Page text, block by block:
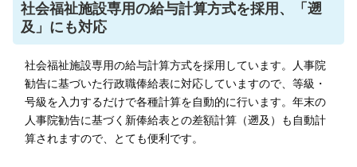
社会福祉施設専用の給与計算方式を採用、「遡
及」にも対応
社会福祉施設専用の給与計算方式を採用しています。人事院
勧告に基づいた行政職俸給表に対応していますので、等級・
号級を入力するだけで各種計算を自動的に行います。年末の
人事院勧告に基づく新俸給表との差額計算（遡及）も自動計
算されますので、とても便利です。